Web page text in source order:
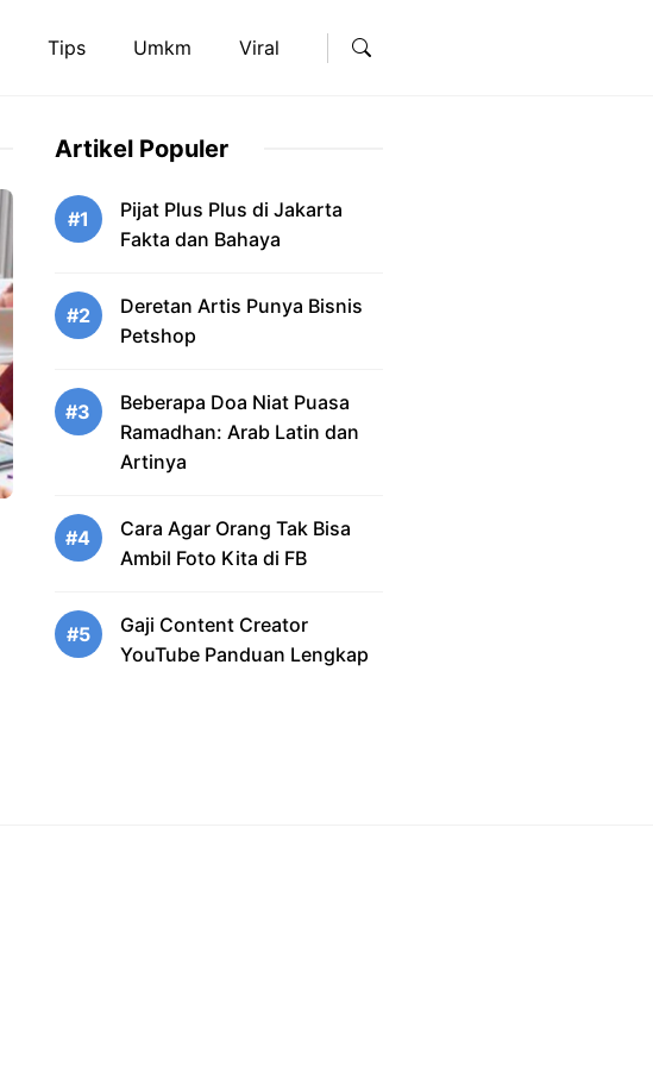
Tips Umkm Viral
Artikel Populer
#1
Pijat Plus Plus di Jakarta
Fakta dan Bahaya
#2
Deretan Artis Punya Bisnis
Petshop
#3
Beberapa Doa Niat Puasa
Ramadhan: Arab Latin dan
Artinya
#4
Cara Agar Orang Tak Bisa
Ambil Foto Kita di FB
#5
Gaji Content Creator
YouTube Panduan Lengkap